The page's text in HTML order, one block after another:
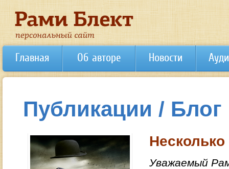
Главная Об авторе Новости
Публикации / Блог
Уважаемый